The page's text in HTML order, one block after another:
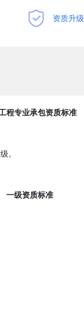
资质升级
程专业承包资质标准
。
一级资质标准